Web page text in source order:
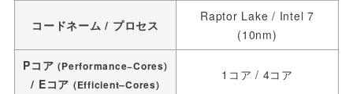
コードネーム / プロセス
Raptor Lake / Intel 7
(10nm)
Pコア(Performance−Cores)
/ Eコア (Efficient–Cores)
1コア / 4コア